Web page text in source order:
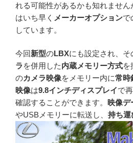
れる可能性があるかも知れません
はいち早く メーカーオプションで
しています。
今回新型のLBXにも設定され、そ
ラを併用した内蔵メモリー方式を
のカメラ映像をメモリー内に常時
映像は9.8インチディスプレイで
確認することができます。 映像デ
やUSBメモリーに転送し、 持ち運